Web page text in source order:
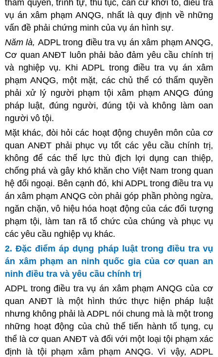
thẩm quyền, trình tự, thủ tục, căn cứ khởi tố, điều tra
vụ án xâm phạm ANQG, nhất là quy định về những
vấn đề phải chứng minh của vụ án hình sự.
Năm là, ADPL trong điều tra vụ án xâm phạm ANQG,
Cơ quan ANĐT luôn phải bảo đảm yêu cầu chính trị
và nghiệp vụ. Khi ADPL trong điều tra vụ án xâm
phạm ANQG, một mặt, các chủ thể có thẩm quyền
phải xử lý người phạm tội xâm phạm ANQG đúng
pháp luật, đúng người, đúng tội và không làm oan
người vô tội.
Mặt khác, đòi hỏi các hoạt động chuyên môn của cơ
quan ANĐT phải phục vụ tốt các yêu cầu chính trị,
không để các thế lực thù địch lợi dụng can thiệp,
chống phá và gây khó khăn cho Việt Nam trong quan
hệ đối ngoại. Bên cạnh đó, khi ADPL trong điều tra vụ
án xâm phạm ANQG còn phải góp phần phòng ngừa,
ngăn chặn, vô hiệu hóa hoạt động của các đối tượng
phạm tội, làm tan rã tổ chức của chúng và phục vụ
các yêu cầu nghiệp vụ khác.
2. Đặc điểm áp dụng pháp luật trong điều tra vụ
án xâm phạm an ninh quốc gia của cơ quan an
ninh điều tra và yêu cầu chính trị
ADPL trong điều tra vụ án xâm phạm ANQG của cơ
quan ANĐT là một hình thức thực hiện pháp luật
nhưng không phải là ADPL nói chung mà là một trong
những hoạt động của chủ thể tiến hành tố tụng, cụ
thể là cơ quan ANĐT và đối với một loại tội phạm xác
định là tội phạm xâm phạm ANQG. Vì vậy, ADPL